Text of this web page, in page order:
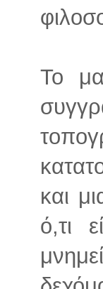
Το
και
ό,τι